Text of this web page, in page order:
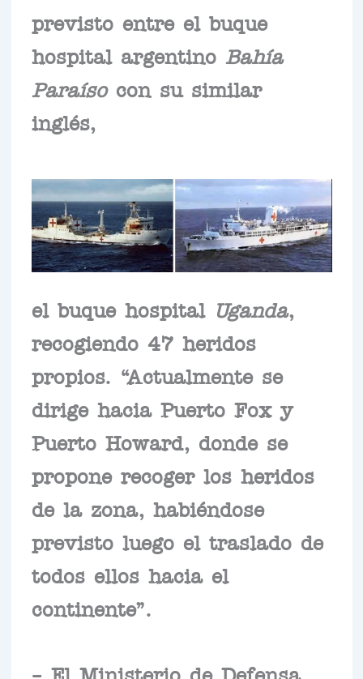
previsto entre el buque
hospital argentino Bahía
Paraísocon su similar
inglés,
el buque hospital Uganda,
recogiendo 47 heridos
propios. “Actualmente se
dirige hacia Puerto Fox y
Puerto Howard, donde se
propone recoger los heridos
de la zona, habiéndose
previsto luego el traslado de
todos ellos hacia el
continente”.
– El Ministerio de Defensa